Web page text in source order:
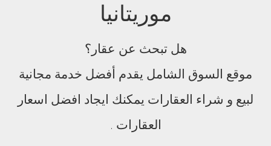
موريتانيا
هل تبحث عن عقار؟
موقع السوق الشامل يقدم أفضل خدمة مجانية
لبيع و شراء العقارات يمكنك ايجاد افضل اسعار
العقارات .